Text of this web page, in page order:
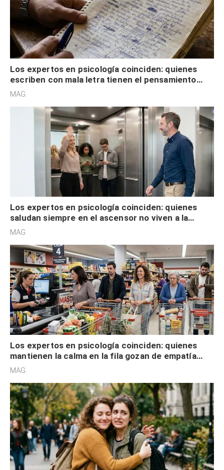
Los expertos en psicología coinciden: quienes
escriben con mala letra tienen el pensamiento
acelerado y no lo hacen por desinterés
MAG.
Los expertos en psicología coinciden: quienes
saludan siempre en el ascensor no viven a la
defensiva y tienen apertura social
MAG.
Los expertos en psicología coinciden: quienes
mantienen la calma en la fila gozan de empatía
cognitiva, gratitud y no solo tienen autocontrol
MAG.